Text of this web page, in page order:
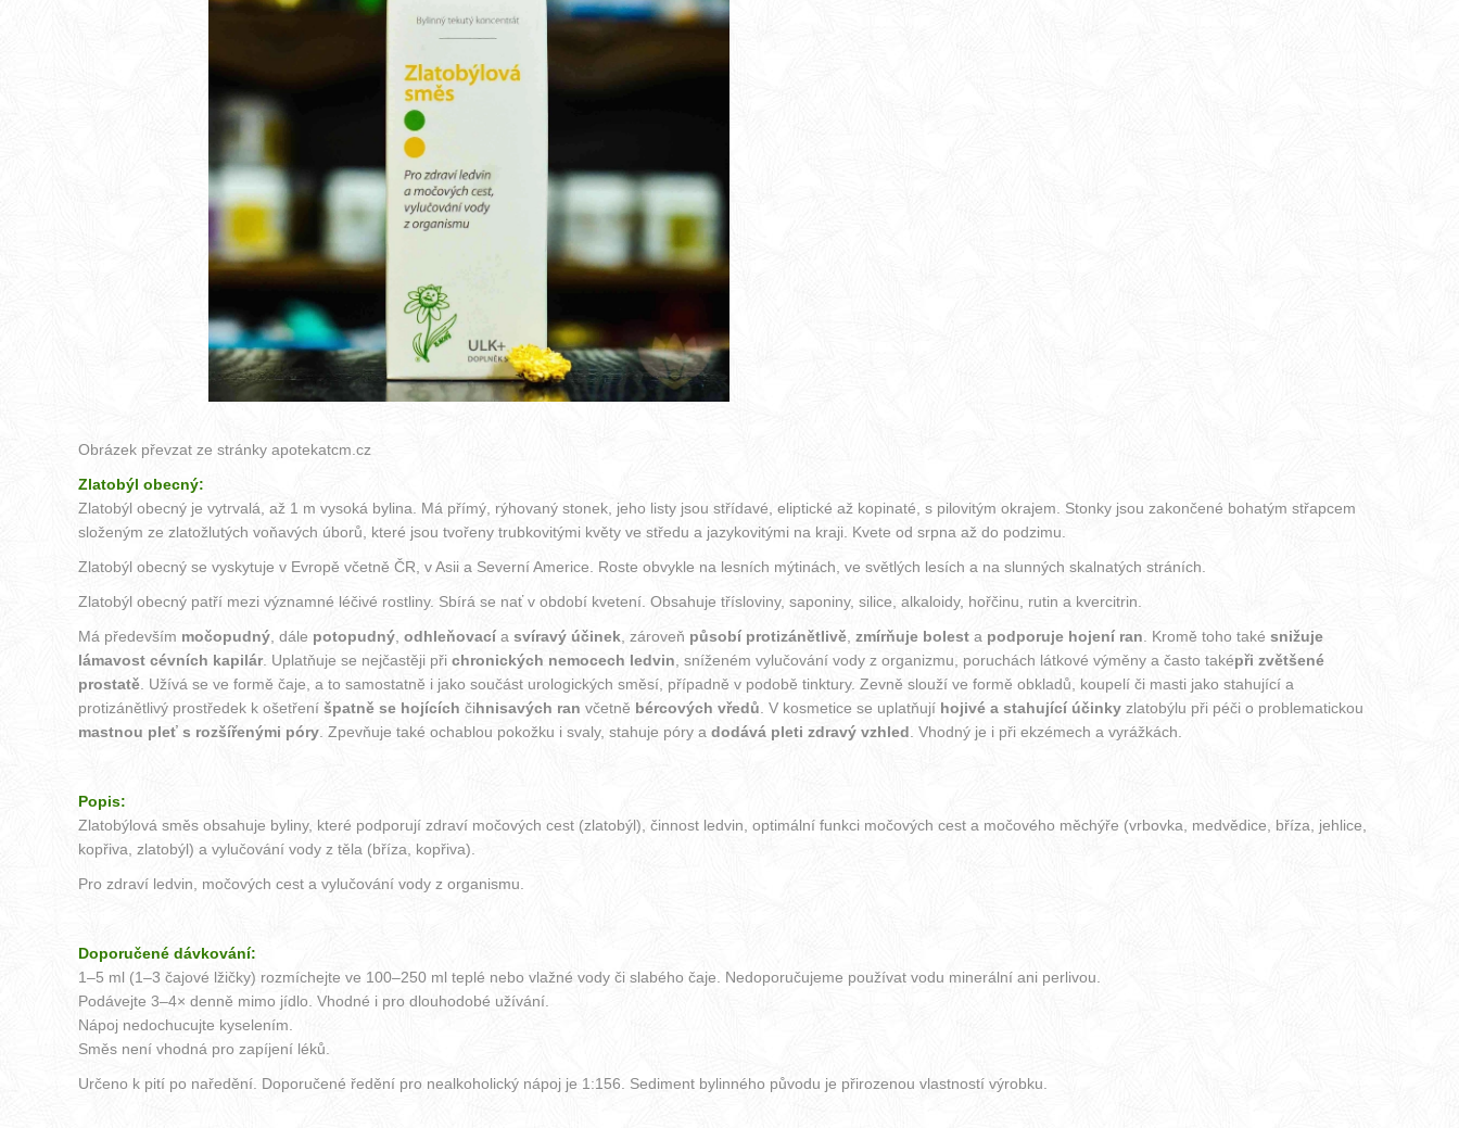
Obrázek převzat ze stránky apotekatcm.cz
Zlatobýl obecný:
Zlatobýl obecný je vytrvalá, až 1 m vysoká bylina. Má přímý, rýhovaný stonek, jeho listy jsou střídavé, eliptické až kopinaté, s pilovitým okrajem. Stonky jsou zakončené bohatým střapcem
složeným ze zlatožlutých voňavých úborů, které jsou tvořeny trubkovitými květy ve středu a jazykovitými na kraji. Kvete od srpna až do podzimu.
Zlatobýl obecný se vyskytuje v Evropě včetně ČR, v Asii a Severní Americe. Roste obvykle na lesních mýtinách, ve světlých lesích a na slunných skalnatých stráních.
Zlatobýl obecný patří mezi významné léčivé rostliny. Sbírá se nať v období kvetení. Obsahuje třísloviny, saponiny, silice, alkaloidy, hořčinu, rutin a kvercitrin.
Má především močopudný , dále potopudný odhleňovací a svíravý účinek , zároveň působí protizánětlivě zmírňuje bolest a podporuje hojení ran . Kromě toho také snižuje
lámavost cévních kapilár. Uplatňuje se nejčastěji při chronických nemocech ledvin , sníženém vylučování vody z organizmu, poruchách látkové výměny a často taképři zvětšené
prostatě . Užívá se ve formě čaje, a to samostatně i jako součást urologických směsí, případně v podobě tinktury. Zevně slouží ve formě obkladů, koupelí či masti jako stahující a
protizánětlivý prostředek k ošetření špatně se hojících čihnisavých ran včetně bércových vředů . V kosmetice se uplatňují hojivé a stahující účinky zlatobýlu při péči o problematickou
mastnou pleť s rozšířenými póry . Zpevňuje také ochablou pokožku i svaly, stahuje póry a dodává pleti zdravý vzhled . Vhodný je i při ekzémech a vyrážkách.
Popis:
Zlatobýlová směs obsahuje byliny, které podporují zdraví močových cest (zlatobýl), činnost ledvin, optimální funkci močových cest a močového měchýře (vrbovka, medvědice, bříza, jehlice,
kopřiva, zlatobýl) a vylučování vody z těla (bříza, kopřiva).
Pro zdraví ledvin, močových cest a vylučování vody z organismu.
Doporučené dávkování:
1–5 ml (1–3 čajové lžičky) rozmíchejte ve 100–250 ml teplé nebo vlažné vody či slabého čaje. Nedoporučujeme používat vodu minerální ani perlivou.
Podávejte 3–4× denně mimo jídlo. Vhodné i pro dlouhodobé užívání.
Nápoj nedochucujte kyselením.
Směs není vhodná pro zapíjení léků.
Určeno k pití po naředění. Doporučené ředění pro nealkoholický nápoj je 1:156. Sediment bylinného původu je přirozenou vlastností výrobku.